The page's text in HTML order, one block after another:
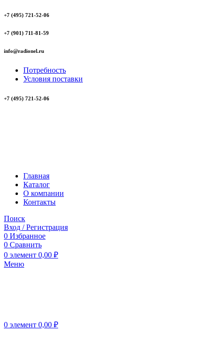
+7 (495) 721-52-06
+7 (901) 711-81-59
info@radionel.ru
Потребность
Условия поставки
+7 (495) 721-52-06
Главная
Каталог
О компании
Контакты
Поиск
Вход / Регистрация
0 Избранное
0 Сравнить
0 элемент 0,00 ₽
Меню
0 элемент 0,00 ₽